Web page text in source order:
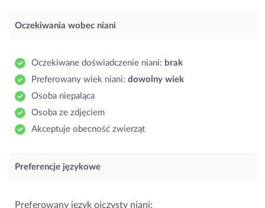
Oczekiwania wobec niani
Oczekiwane doświadczenie niani: brak
Preferowany wiek niani: dowolny wiek
Osoba niepaląca
Osoba ze zdjęciem
Akceptuje obecność zwierząt
Preferencje językowe
Preferowany język ojczysty niani: